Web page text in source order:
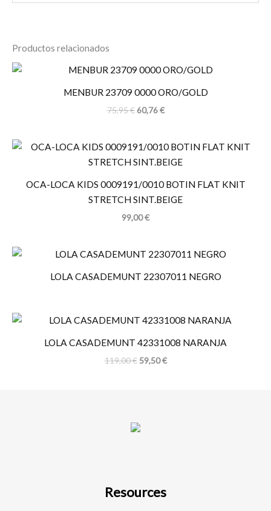
Productos relacionados
MENBUR 23709 0000 ORO/GOLD
75,95€ 60,76€
OCA-LOCA KIDS 0009191/0010 BOTIN FLAT KNIT
STRETCH SINT.BEIGE
99,00€
LOLA CASADEMUNT 22307011 NEGRO
LOLA CASADEMUNT 42331008 NARANJA
119,00€ 59,50€
Resources